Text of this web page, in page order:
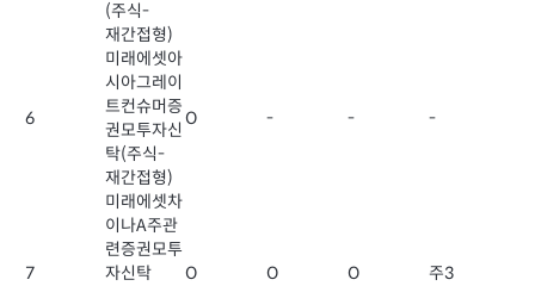
(주식-
재간접형)
6
미래에셋아
시아그레이
트컨슈머증
권모투자신
탁(주식-
재간접형)
O - - -
7
미래에셋차
이나A주관
련증권모투
자신탁
O O O 주3